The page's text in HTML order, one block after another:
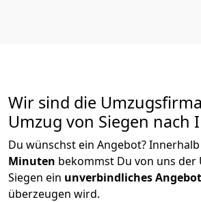
Wir sind die
Umzug von Siegen nach
Du wünschst ein Angebot?
Minuten bekommst Du von uns der
Siegen ein unverbindliches Angebot
überzeugen wird.